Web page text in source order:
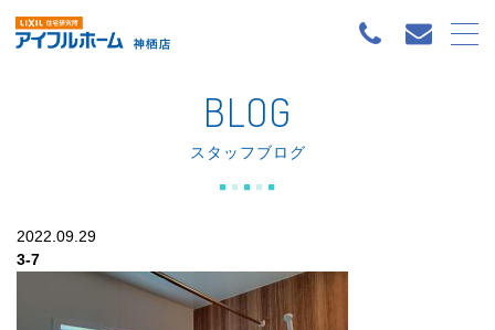
BLOG
スタッフブログ
2022.09.29
3-7